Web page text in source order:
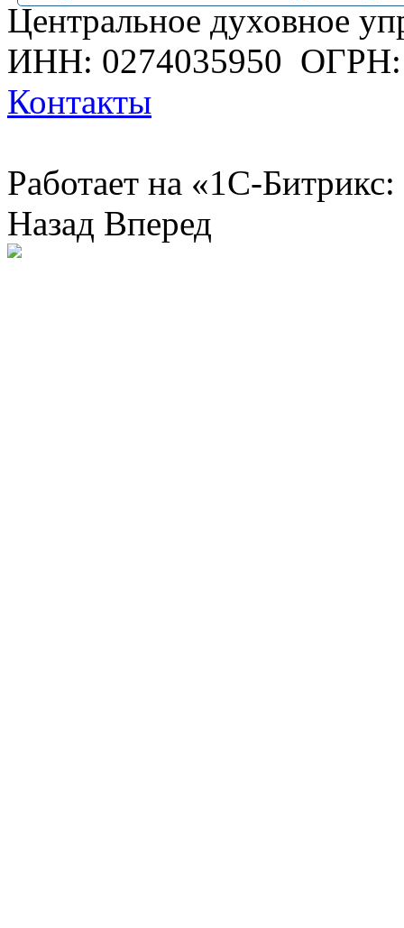
Центральное духовное
ИНН: 0274035950 ОГРН:
Контакты
Работает на «1С-
Назад Вперед